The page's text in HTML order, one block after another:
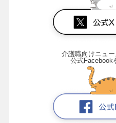
介護職向けニュ
公式Facebook